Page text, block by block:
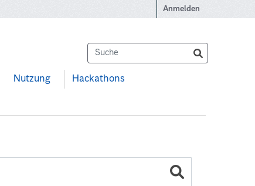
Anmelden
Nutzung Hackathons